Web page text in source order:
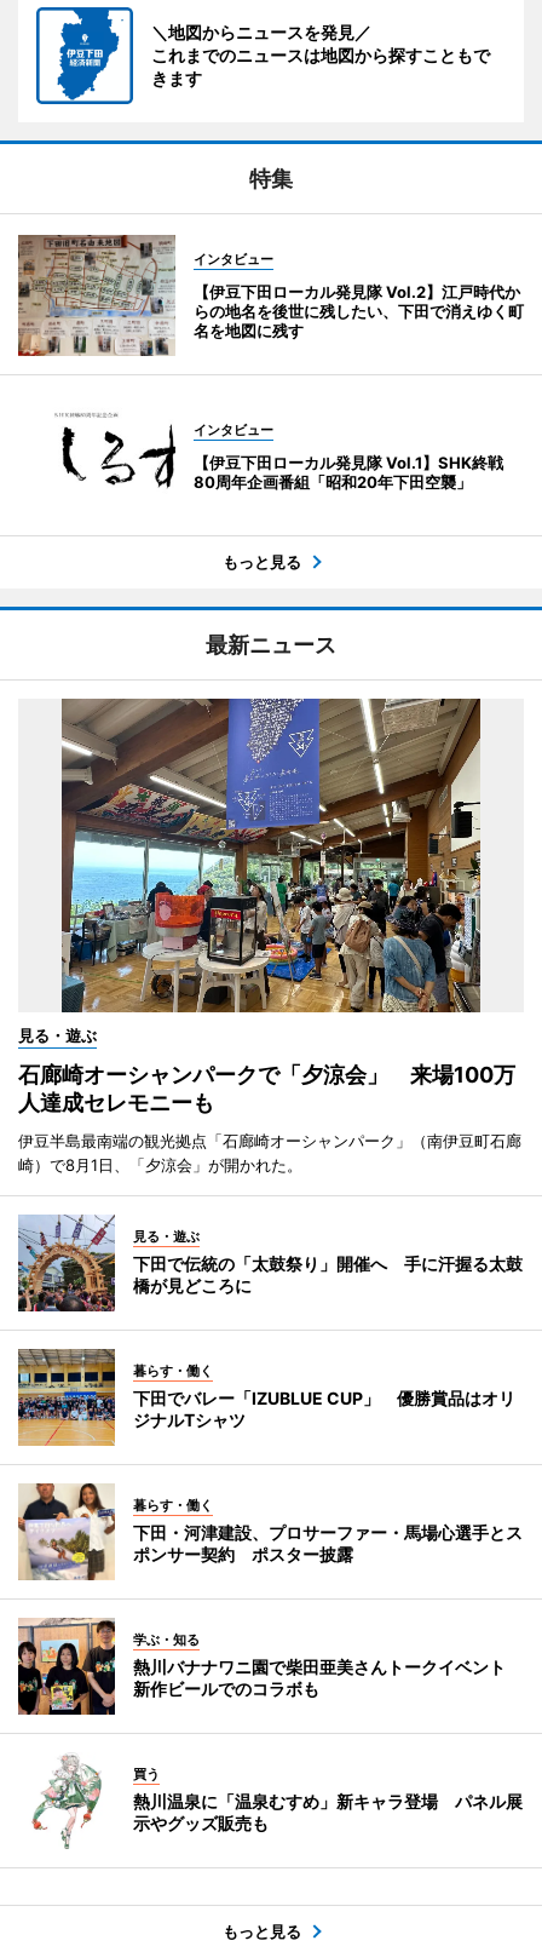
＼地図からニュースを発見／
これまでのニュースは地図から探すこともで
きます
特集
インタビュー
【伊豆下田ローカル発見隊 Vol.2】江戸時代か
らの地名を後世に残したい、下田で消えゆく町
名を地図に残す
インタビュー
【伊豆下田ローカル発見隊 Vol.1】SHK終戦
80周年企画番組「昭和20年下田空襲」
もっと見る
最新ニュース
見る・遊ぶ
石廊崎オーシャンパークで「夕涼会」 来場100万
人達成セレモニーも
伊豆半島最南端の観光拠点「石廊崎オーシャンパーク」（南伊豆町石廊
崎）で8月1日、「夕涼会」が開かれた。
見る・遊ぶ
下田で伝統の「太鼓祭り」開催へ 手に汗握る太鼓
橋が見どころに
暮らす・働く
下田でバレー「IZUBLUE CUP」 優勝賞品はオリ
ジナルTシャツ
暮らす・働く
下田・河津建設、プロサーファー・馬場心選手とス
ポンサー契約 ポスター披露
学ぶ・知る
熱川バナナワニ園で柴田亜美さんトークイベント
新作ビールでのコラボも
買う
熱川温泉に「温泉むすめ」新キャラ登場 パネル展
示やグッズ販売も
もっと見る